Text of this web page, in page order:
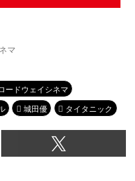
マ
ードウェイシネマ
城田優 タイタニック